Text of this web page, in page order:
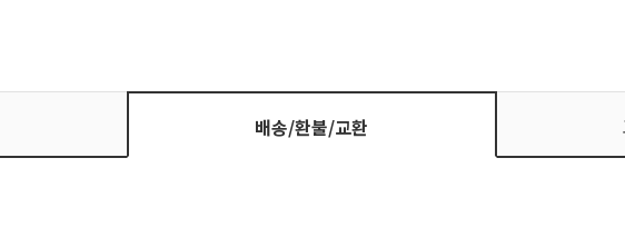
배송/환불/교환